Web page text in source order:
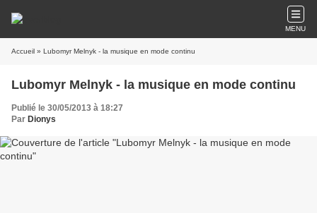
MENU
Accueil » Lubomyr Melnyk - la musique en mode continu
Lubomyr Melnyk - la musique en mode continu
Publié le 30/05/2013 à 18:27
Par Dionys